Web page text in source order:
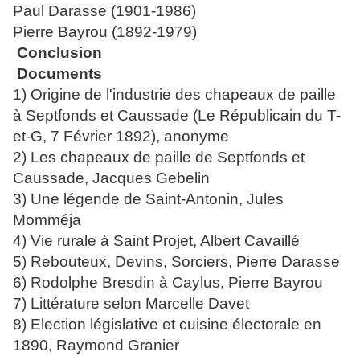
Paul Darasse (1901-1986)
Pierre Bayrou (1892-1979)
Conclusion
Documents
1) Origine de l'industrie des chapeaux de paille
à Septfonds et Caussade (Le Républicain du T-
et-G, 7 Février 1892), anonyme
2) Les chapeaux de paille de Septfonds et
Caussade, Jacques Gebelin
3) Une légende de Saint-Antonin, Jules
Momméja
4) Vie rurale à Saint Projet, Albert Cavaillé
5) Rebouteux, Devins, Sorciers, Pierre Darasse
6) Rodolphe Bresdin à Caylus, Pierre Bayrou
7) Littérature selon Marcelle Davet
8) Election législative et cuisine électorale en
1890, Raymond Granier